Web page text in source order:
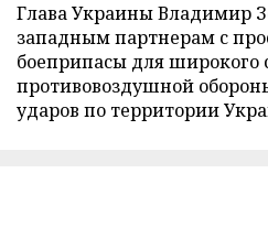
Глава Украины Владимир
западным партнерам с
боеприпасы для широкого
противовоздушной
ударов по территории